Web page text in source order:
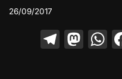
26/09/2017
T M